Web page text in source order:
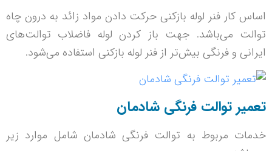
اساس کار فنر لوله بازکنی حرکت دادن مواد زائد به درون چاه
توالت می‌باشد. جهت باز کردن لوله فاضلاب توالت‌های
ایرانی و فرنگی بیش‌تر از فنر لوله بازکنی استفاده می‌شود.
تعمیر توالت فرنگی شادمان
خدمات مربوط به توالت فرنگی شادمان شامل موارد زیر